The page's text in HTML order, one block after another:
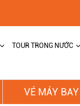
TOUR TRONG NƯỚC
VÉ MÁY